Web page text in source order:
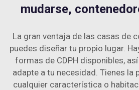
mudarse,
La gran ventaja de las casas de
puedes diseñar tu propio lugar.
formas de CDPH disponibles,
adapte a tu necesidad. Tienes la
cualquier característica o